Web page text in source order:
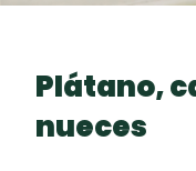
Plátano,
nueces